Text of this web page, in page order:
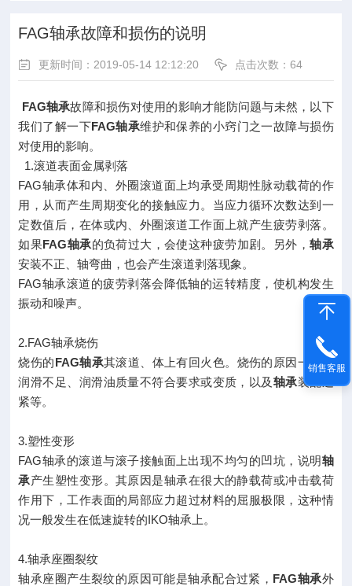
FAG轴承故障和损伤的说明
更新时间：2019-05-14 12:12:20 点击次数：64
FAG轴承故障和损伤对使用的影响才能防问题与未然，以下
我们了解一下FAG轴承维护和保养的小窍门之一故障与损伤
对使用的影响。
1.滚道表面金属剥落
FAG轴承体和内、外圈滚道面上均承受周期性脉动载荷的作
用，从而产生周期变化的接触应力。当应力循环次数达到一
定数值后，在体或内、外圈滚道工作面上就产生疲劳剥落。
如果FAG轴承的负荷过大，会使这种疲劳加剧。另外，轴承
安装不正、轴弯曲，也会产生滚道剥落现象。
FAG轴承滚道的疲劳剥落会降低轴的运转精度，使机构发生
振动和噪声。
2.FAG轴承烧伤
烧伤的FAG轴承其滚道、体上有回火色。烧伤的原因一般是
润滑不足、润滑油质量不符合要求或变质，以及 轴承装配过
紧等。
3.塑性变形
FAG轴承的滚道与滚子接触面上出现不均匀的凹坑，说明轴
承产生塑性变形。其原因是轴承在很大的静载荷或冲击载荷
作用下，工作表面的局部应力超过材料的屈服极限，这种情
况一般发生在低速旋转的IKO轴承上。
4.轴承座圈裂纹
轴承座圈产生裂纹的原因可能是轴承配合过紧， FAG轴承外
销售客服